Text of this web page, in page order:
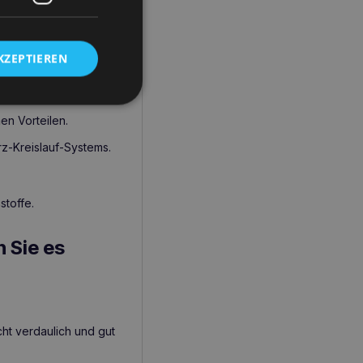
Fisch einen
Vorteilen.
Kreislauf-Systems.
Sie es
verdaulich und gut